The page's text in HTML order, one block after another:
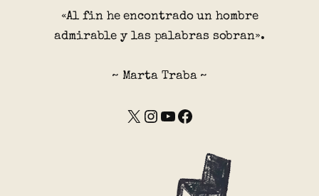
«Al fin he encontrado un hombre
admirable y las palabras sobran».
~ Marta Traba ~
X Instagram YouTube Facebook